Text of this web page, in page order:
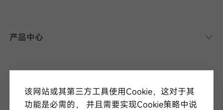
产品中心
异质结组件
项目案例
走进华晟
该网站或其第三方工具使用Cookie，这对于其
功能是必需的， 并且需要实现Cookie策略中说